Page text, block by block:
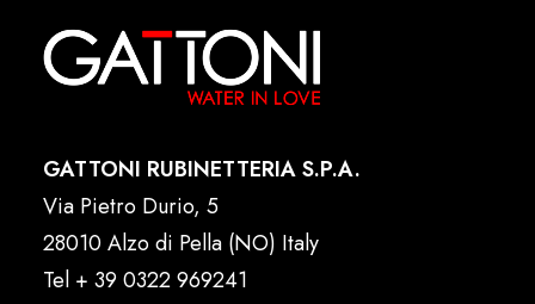
GATTONI RUBINETTERIA S.P.A.
Via Pietro Durio, 5
28010 Alzo di Pella (NO) Italy
Tel + 39 0322 969241